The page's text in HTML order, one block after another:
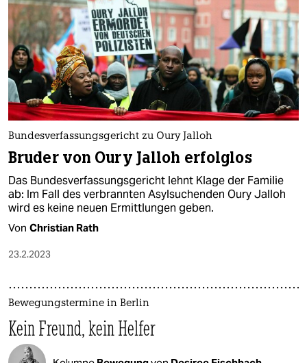
Bundesverfassungsgericht zu Oury Jalloh
Bruder von Oury Jalloh erfolglos
Das Bundesverfassungsgericht lehnt Klage der Familie
ab: Im Fall des verbrannten Asylsuchenden Oury Jalloh
wird es keine neuen Ermittlungen geben.
Von Christian Rath
23.2.2023
Bewegungstermine in Berlin
Kein Freund, kein Helfer